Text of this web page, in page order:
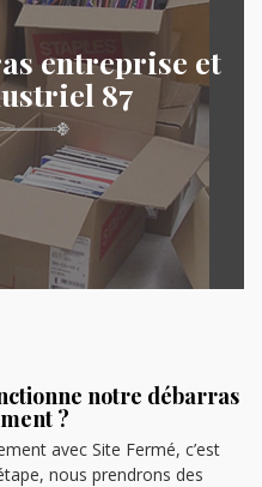
entreprise et
87
notre débarras
?
avec Site Fermé, c’est
nous prendrons des